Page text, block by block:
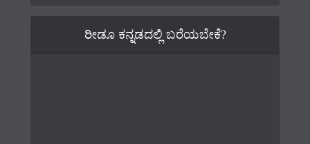
ರೀಡೂ ಕನ್ನಡದಲ್ಲಿ ಬರೆಯಬೇಕೆ?